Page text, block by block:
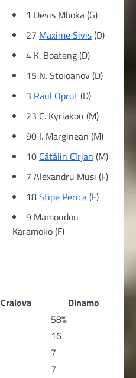
1 Devis Mboka (G)
27 Maxime Sivis(D)
4 K. Boateng (D)
15 N. Stoioanov (D)
3 Raul Opruț(D)
23 C. Kyriakou (M)
90 I. Marginean (M)
10 Cătălin Cîrjan (M)
7 Alexandru Musi (F)
18Stipe Perica(F)
9 Mamoudou
Karamoko (F)
Craiova
Dinamo
58%
16
7
7